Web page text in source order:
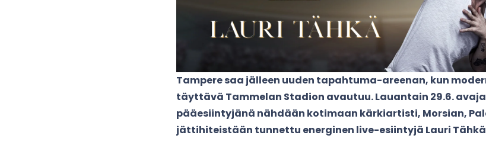
Tampere saa jälleen uuden tapahtuma-areenan, kun
täyttävä Tammelan Stadion avautuu. Lauantain 29.6.
pääesiintyjänä nähdään kotimaan kärkiartisti, Morsian,
jättihiteistään tunnettu energinen live-esiintyjä Lauri